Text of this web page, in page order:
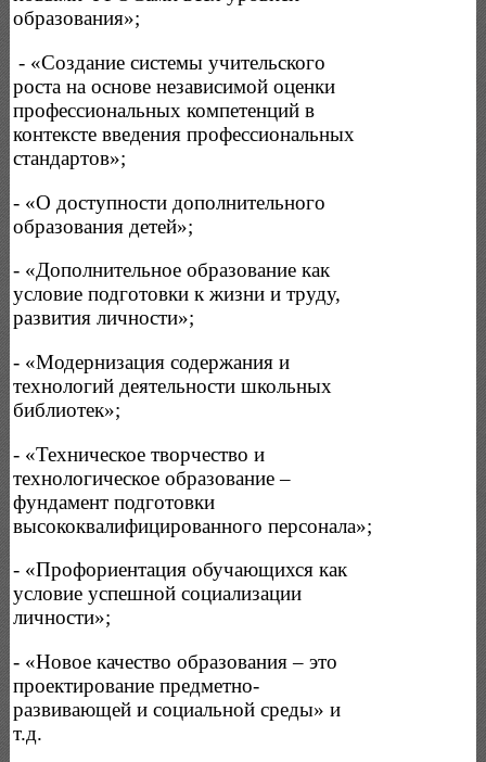
образования»;
- «Создание системы учительского
роста на основе независимой оценки
профессиональных компетенций в
контексте введения профессиональных
стандартов»;
- «О доступности дополнительного
образования детей»;
- «Дополнительное образование как
условие подготовки к жизни и труду,
развития личности»;
- «Модернизация содержания и
технологий деятельности школьных
библиотек»;
- «Техническое творчество и
технологическое образование –
фундамент подготовки
высококвалифицированного персонала»;
- «Профориентация обучающихся как
условие успешной социализации
личности»;
- «Новое качество образования – это
проектирование предметно-
развивающей и социальной среды» и
т.д.